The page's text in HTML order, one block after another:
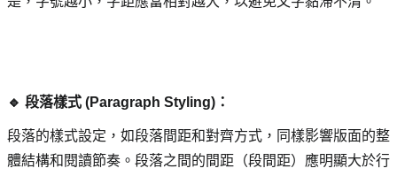
🔹 段落樣式 (Paragraph Styling)：
段落的樣式設定，如段落間距和對齊方式，同樣影響版面的整
體結構和閱讀節奏。段落之間的間距（段間距）應明顯大於行